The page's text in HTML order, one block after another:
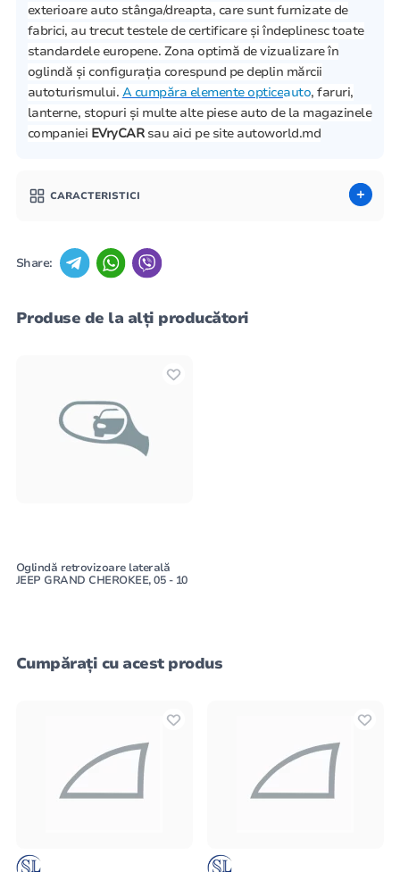
exterioare auto stânga/dreapta, care sunt furnizate de
fabrici, au trecut testele de certificare și îndeplinesc toate
standardele europene. Zona optimă de vizualizare în
oglindă și configurația corespund pe deplin mărcii
autoturismului. A cumpăra elemente opticeauto, faruri,
lanterne, stopuri și multe alte piese auto de la magazinele
companiei EVryCAR sau aici pe site autoworld.md
CARACTERISTICI
Share:
Produse de la alți producători
Oglindă retrovizoare laterală
JEEP GRAND CHEROKEE, 05 - 10
Cumpărați cu acest produs